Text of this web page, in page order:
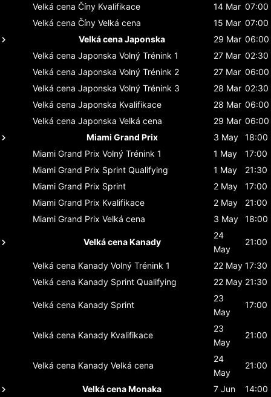
Velká cena Číny Kvalifikace 14 Mar 07:00
Velká cena Číny Velká cena 15 Mar 07:00
Velká cena Japonska
29 Mar 06:00
Velká cena Japonska Volný Trénink 1 27 Mar 02:30
Velká cena Japonska Volný Trénink 2 27 Mar 06:00
Velká cena Japonska Volný Trénink 3 28 Mar 02:30
Velká cena Japonska Kvalifikace 28 Mar 06:00
Velká cena Japonska Velká cena 29 Mar 06:00
Miami Grand Prix
3 May
18:00
Miami Grand Prix Volný Trénink 1 1 May
17:00
Miami Grand Prix Sprint Qualifying 1 May
21:30
Miami Grand Prix Sprint 2 May
17:00
Miami Grand Prix Kvalifikace 2 May
21:00
Miami Grand Prix Velká cena 3 May 18:00
Velká cena Kanady
24
May
21:00
Velká cena Kanady Volný Trénink 1 22 May 17:30
Velká cena Kanady Sprint Qualifying 22 May 21:30
Velká cena Kanady Sprint
23
May
17:00
Velká cena Kanady Kvalifikace
23
May
21:00
Velká cena Kanady Velká cena
24
May
21:00
Velká cena Monaka 7 Jun
14:00